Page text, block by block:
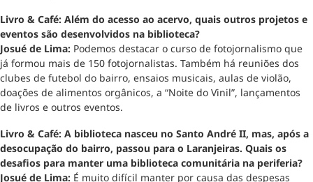
Livro & Café: Além do acesso ao acervo, quais outros projetos e
eventos são desenvolvidos na biblioteca?
Josué de Lima: Podemos destacar o curso de fotojornalismo que
já formou mais de 150 fotojornalistas. Também há reuniões dos
clubes de futebol do bairro, ensaios musicais, aulas de violão,
doações de alimentos orgânicos, a “Noite do Vinil”, lançamentos
de livros e outros eventos.
Livro & Café: A biblioteca nasceu no Santo André II, mas, após a
desocupação do bairro, passou para o Laranjeiras. Quais os
desafios para manter uma biblioteca comunitária na periferia?
Josué de Lima: É muito difícil manter por causa das despesas